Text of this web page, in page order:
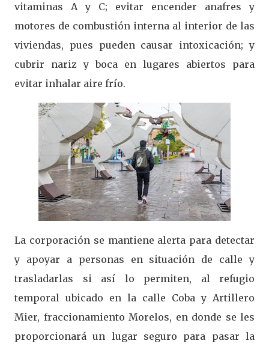
vitaminas A y C; evitar encender anafres y
motores de combustión interna al interior de las
viviendas, pues pueden causar intoxicación; y
cubrir nariz y boca en lugares abiertos para
evitar inhalar aire frío.
La corporación se mantiene alerta para detectar
y apoyar a personas en situación de calle y
trasladarlas si así lo permiten, al refugio
temporal ubicado en la calle Coba y Artillero
Mier, fraccionamiento Morelos, en donde se les
proporcionará un lugar seguro para pasar la